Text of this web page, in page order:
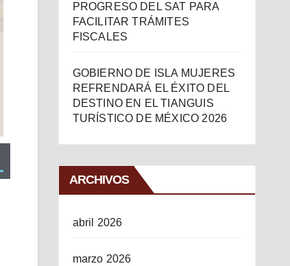
PROGRESO DEL SAT PARA
FACILITAR TRÁMITES
FISCALES
GOBIERNO DE ISLA MUJERES
REFRENDARÁ EL ÉXITO DEL
DESTINO EN EL TIANGUIS
TURÍSTICO DE MÉXICO 2026
ARCHIVOS
abril 2026
marzo 2026